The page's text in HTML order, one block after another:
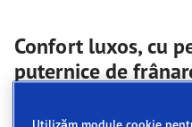
Confort luxos, cu
puternice de